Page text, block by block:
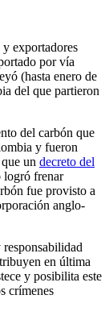
y exportadores
por vía
(hasta enero de
del que partieron
del carbón que
y fueron
un decreto del
logró frenar
fue provisto a
anglo-
en última
y posibilita este
crímenes